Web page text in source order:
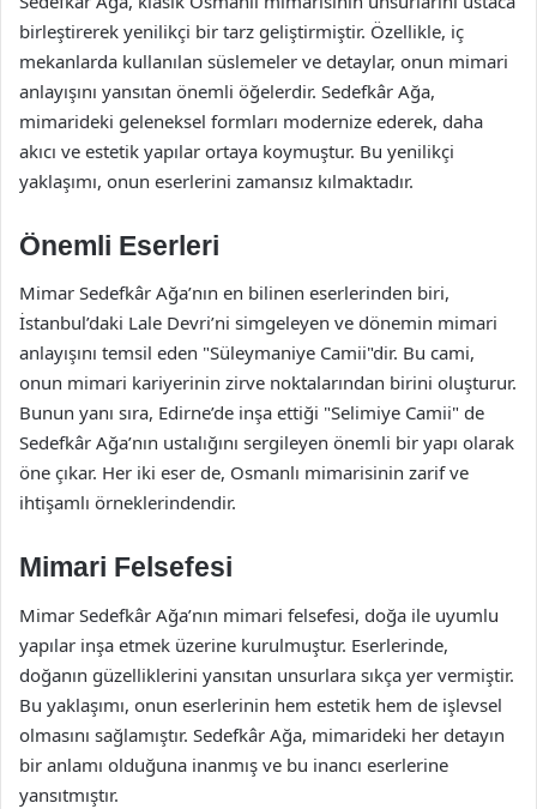
birleştirerek yenilikçi bir tarz geliştirmiştir. Özellikle, iç
mekanlarda kullanılan süslemeler ve detaylar, onun mimari
anlayışını yansıtan önemli öğelerdir. Sedefkâr Ağa,
mimarideki geleneksel formları modernize ederek, daha
akıcı ve estetik yapılar ortaya koymuştur. Bu yenilikçi
yaklaşımı, onun eserlerini zamansız kılmaktadır.
Önemli Eserleri
Mimar Sedefkâr Ağa’nın en bilinen eserlerinden biri,
İstanbul’daki Lale Devri’ni simgeleyen ve dönemin mimari
anlayışını temsil eden "Süleymaniye Camii"dir. Bu cami,
onun mimari kariyerinin zirve noktalarından birini oluşturur.
Bunun yanı sıra, Edirne’de inşa ettiği "Selimiye Camii" de
Sedefkâr Ağa’nın ustalığını sergileyen önemli bir yapı olarak
öne çıkar. Her iki eser de, Osmanlı mimarisinin zarif ve
ihtişamlı örneklerindendir.
Mimari Felsefesi
Mimar Sedefkâr Ağa’nın mimari felsefesi, doğa ile uyumlu
yapılar inşa etmek üzerine kurulmuştur. Eserlerinde,
doğanın güzelliklerini yansıtan unsurlara sıkça yer vermiştir.
Bu yaklaşımı, onun eserlerinin hem estetik hem de işlevsel
olmasını sağlamıştır. Sedefkâr Ağa, mimarideki her detayın
bir anlamı olduğuna inanmış ve bu inancı eserlerine
yansıtmıştır.